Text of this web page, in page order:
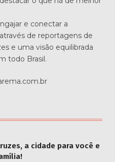
e conectar a
de reportagens de
e uma visão equilibrada
todo Brasil.
a cidade para você e